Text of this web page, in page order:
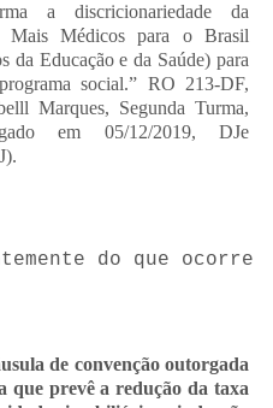
a discricionariedade da
Mais Médicos para o Brasil
da Educação e da Saúde) para
social.” RO 213-DF,
Marques, Segunda Turma,
em 05/12/2019, DJe
do que
de convenção outorgada
que prevê a redução da taxa